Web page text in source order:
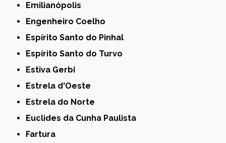
Emilianópolis
Engenheiro Coelho
Espírito Santo do Pinhal
Espírito Santo do Turvo
Estiva Gerbi
Estrela d'Oeste
Estrela do Norte
Euclides da Cunha Paulista
Fartura